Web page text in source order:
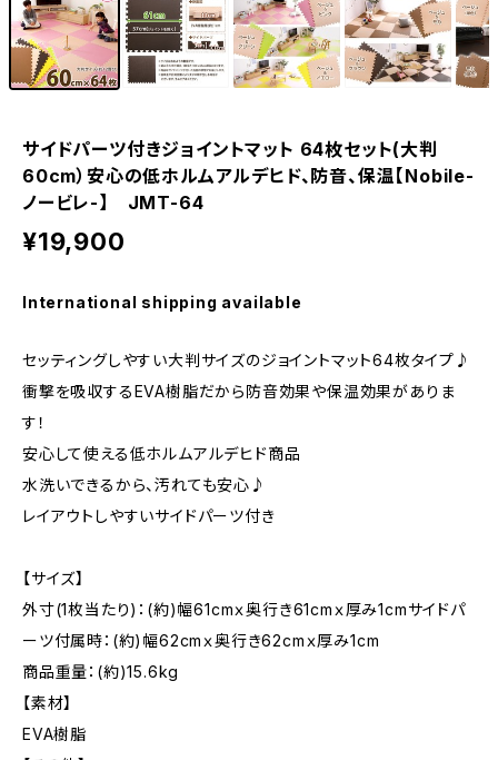
サイドパーツ付きジョイントマット 64枚セット(大判
60cm）安心の低ホルムアルデヒド、防音、保温【Nobile-
ノービレ-】 JMT-64
¥19,900
International shipping available
セッティングしやすい大判サイズのジョイントマット64枚タイプ♪
衝撃を吸収するEVA樹脂だから防音効果や保温効果がありま
す！
安心して使える低ホルムアルデヒド商品
水洗いできるから、汚れても安心♪
レイアウトしやすいサイドパーツ付き
【サイズ】
外寸(1枚当たり)：(約)幅61cmｘ奥行き61cmｘ厚み1cmサイドパ
ーツ付属時：(約)幅62cmｘ奥行き62cmｘ厚み1cm
商品重量：(約)15.6kg
【素材】
EVA樹脂